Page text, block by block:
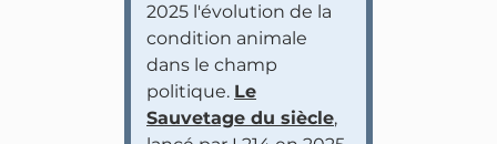
2025 l'évolution de la
condition animale
dans le champ
politique. Le
Sauvetage du siècle,